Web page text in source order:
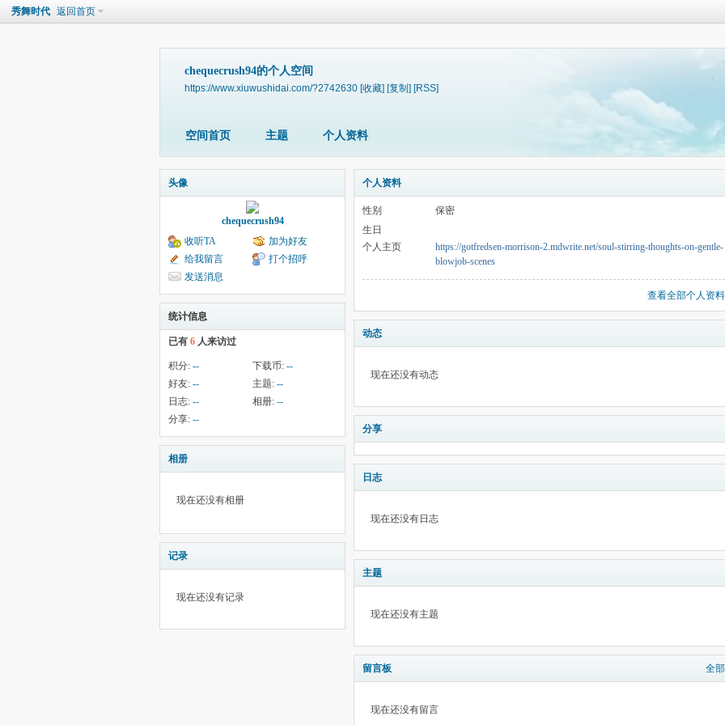
秀舞时代 返回首页
chequecrush94的个人空间
https://www.xiuwushidai.com/?2742630 [收藏] [复制] [RSS]
空间首页 主题 个人资料
头像
chequecrush94
收听TA
加为好友
给我留言
打个招呼
发送消息
统计信息
已有 6 人来访过
积分: -- 下载币: --
好友: -- 主题: --
日志: -- 相册: --
分享: --
相册
现在还没有相册
记录
现在还没有记录
个人资料
性别
保密
生日
个人主页
https://gotfredsen-morrison-2.mdwrite.net/soul-stirring-thoughts-on-gentle-
blowjob-scenes
查看全部个人资料
动态
现在还没有动态
分享
日志
现在还没有日志
主题
现在还没有主题
留言板 全部
现在还没有留言